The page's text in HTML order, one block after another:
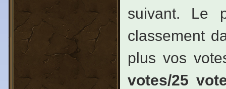
suivant. Le
classement
plus vos
votes/25